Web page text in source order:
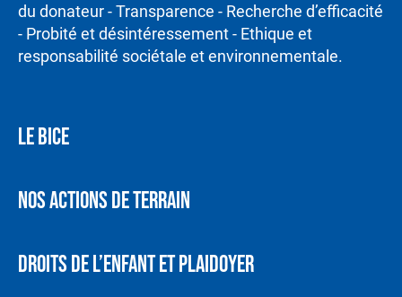
du donateur - Transparence - Recherche d’efficacité
- Probité et désintéressement - Ethique et
responsabilité sociétale et environnementale.
LE BICE
NOS ACTIONS DE TERRAIN
DROITS DE L’ENFANT ET PLAIDOYER